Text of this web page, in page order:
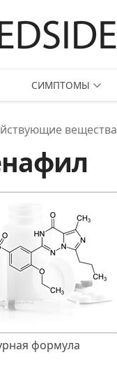
СИМПТОМЫ
вещества
формула